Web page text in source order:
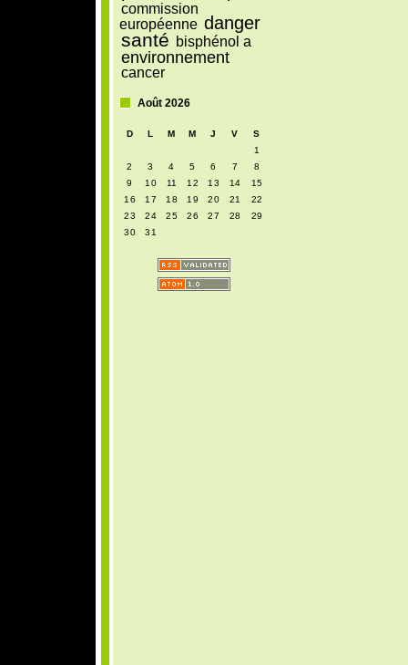
commission
européenne danger
santé bisphénol a
environnement
cancer
Août 2026
D L M M J V
S
1
2
3 4 5 6 7
8
9
10 11 12 13 14
15
16
17 18 19 20 21
22
23
24 25 26 27 28
29
30
31